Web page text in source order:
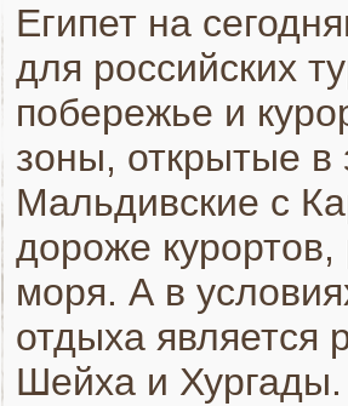
Египет на
для российских
побережье и
зоны, открытые
Мальдивские с
дороже
моря. А в
отдыха
Шейха и Хургады.